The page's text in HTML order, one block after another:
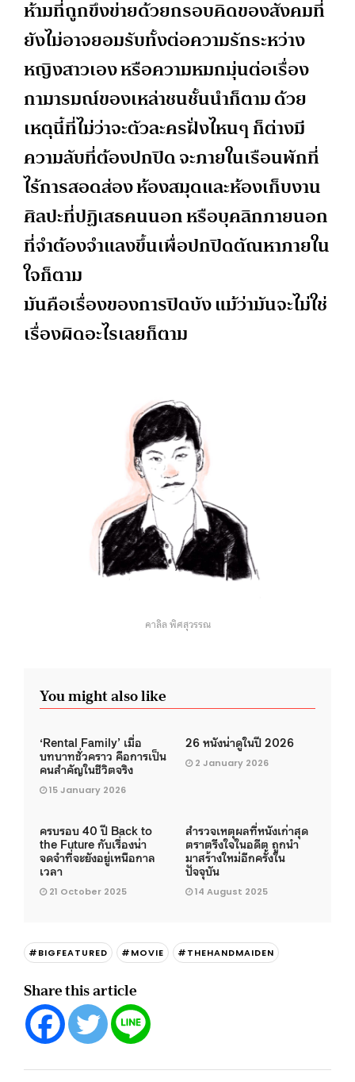
ห้ามที่ถูกขึงข่ายด้วยกรอบคิดของสังคมที่
ยังไม่อาจยอมรับทั้งต่อความรักระหว่าง
หญิงสาวเอง หรือความหมกมุ่นต่อเรื่อง
กามารมณ์ของเหล่าชนชั้นนำก็ตาม ด้วย
เหตุนี้ที่ไม่ว่าจะตัวละครฝั่งไหนๆ ก็ต่างมี
ความลับที่ต้องปกปิด จะภายในเรือนพักที่
ไร้การสอดส่อง ห้องสมุดและห้องเก็บงาน
ศิลปะที่ปฏิเสธคนนอก หรือบุคลิกภายนอก
ที่จำต้องจำแลงขึ้นเพื่อปกปิดตัณหาภายใน
ใจก็ตาม
มันคือเรื่องของการปิดบัง แม้ว่ามันจะไม่ใช่
เรื่องผิดอะไรเลยก็ตาม
คาลิล พิศสุวรรณ
You might also like
‘Rental Family’ เมื่อ
บทบาทชั่วคราว คือการเป็น
คนสำคัญในชีวิตจริง
15 January 2026
26 หนังน่าดูในปี 2026
2 January 2026
ครบรอบ 40 ปี Back to
the Future กับเรื่องน่า
จดจำที่จะยังอยู่เหนือกาล
เวลา
21 October 2025
สำรวจเหตุผลที่หนังเก่าสุด
ตราตรึงใจในอดีต ถูกนำ
มาสร้างใหม่อีกครั้งใน
ปัจจุบัน
14 August 2025
#BIGFEATURED #MOVIE #THEHANDMAIDEN
Share this article